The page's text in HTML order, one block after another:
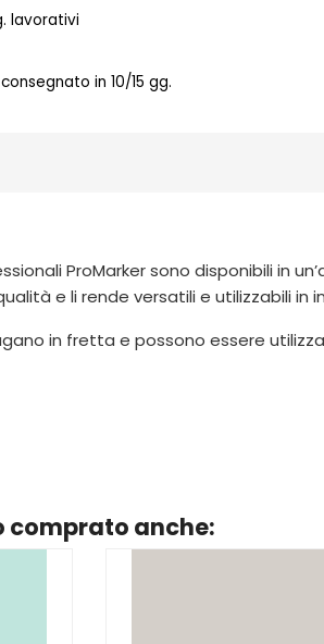
lavorativi
in 10/15 gg.
ProMarker sono disponibili in
e li rende versatili e utilizzabili in
in fretta e possono essere
comprato anche: